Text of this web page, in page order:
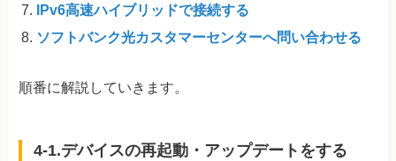
IPv6高速ハイブリッドで接続する
ソフトバンク光カスタマーセンターへ問い合わせる
順番に解説していきます。
4-1.デバイスの再起動・アップデートをする